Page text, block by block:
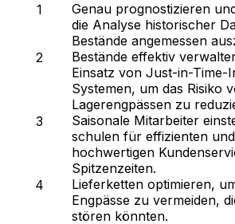
Genau prognostizieren
die Analyse historischer
Bestände angemessen
Bestände effektiv
Einsatz von Just-in-Time-
Systemen, um das Risiko
Lagerengpässen zu
Saisonale Mitarbeiter
schulen für effizienten
hochwertigen
Spitzenzeiten.
Lieferketten optimieren,
Engpässe zu vermeiden,
stören könnten.